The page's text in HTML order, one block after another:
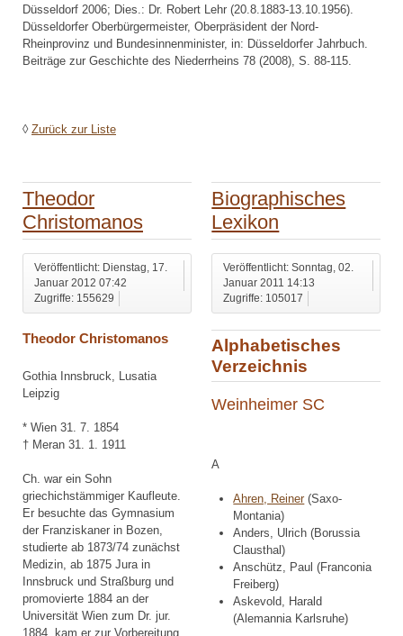
Düsseldorf 2006; Dies.: Dr. Robert Lehr (20.8.1883-13.10.1956).
Düsseldorfer Oberbürgermeister, Oberpräsident der Nord-
Rheinprovinz und Bundesinnenminister, in: Düsseldorfer Jahrbuch.
Beiträge zur Geschichte des Niederrheins 78 (2008), S. 88-115.
◊ Zurück zur Liste
Theodor
Christomanos
Veröffentlicht: Dienstag, 17.
Januar 2012 07:42
Zugriffe: 155629
Theodor Christomanos
Gothia Innsbruck, Lusatia
Leipzig
* Wien 31. 7. 1854
† Meran 31. 1. 1911
Ch. war ein Sohn
griechichstämmiger Kaufleute.
Er besuchte das Gymnasium
der Franziskaner in Bozen,
studierte ab 1873/74 zunächst
Medizin, ab 1875 Jura in
Innsbruck und Straßburg und
promovierte 1884 an der
Universität Wien zum Dr. jur.
1884 kam er zur Vorbereitung
Biographisches
Lexikon
Veröffentlicht: Sonntag, 02.
Januar 2011 14:13
Zugriffe: 105017
Alphabetisches
Verzeichnis
Weinheimer SC
A
Ahren, Reiner (Saxo-
Montania)
Anders, Ulrich (Borussia
Clausthal)
Anschütz, Paul (Franconia
Freiberg)
Askevold, Harald
(Alemannia Karlsruhe)